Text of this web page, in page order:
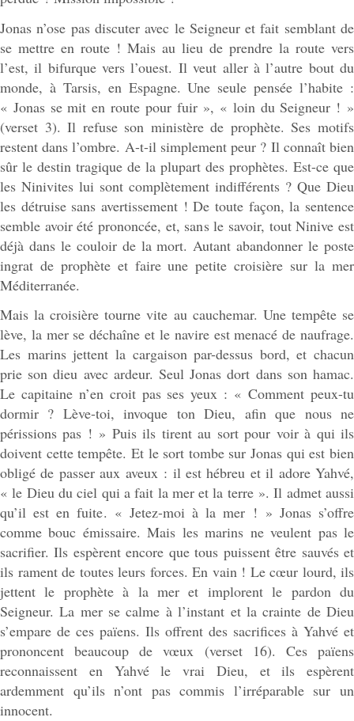
Jonas n’ose pas discuter avec le Seigneur et fait semblant de
se mettre en route ! Mais au lieu de prendre la route vers
l’est, il bifurque vers l’ouest. Il veut aller à l’autre bout du
monde, à Tarsis, en Espagne. Une seule pensée l’habite :
« Jonas se mit en route pour fuir », « loin du Seigneur ! »
(verset 3). Il refuse son ministère de prophète. Ses motifs
restent dans l’ombre. A-t-il simplement peur ? Il connaît bien
sûr le destin tragique de la plupart des prophètes. Est-ce que
les Ninivites lui sont complètement indifférents ? Que Dieu
les détruise sans avertissement ! De toute façon, la sentence
semble avoir été prononcée, et, sans le savoir, tout Ninive est
déjà dans le couloir de la mort. Autant abandonner le poste
ingrat de prophète et faire une petite croisière sur la mer
Méditerranée.
Mais la croisière tourne vite au cauchemar. Une tempête se
lève, la mer se déchaîne et le navire est menacé de naufrage.
Les marins jettent la cargaison par-dessus bord, et chacun
prie son dieu avec ardeur. Seul Jonas dort dans son hamac.
Le capitaine n’en croit pas ses yeux : « Comment peux-tu
dormir ? Lève-toi, invoque ton Dieu, afin que nous ne
périssions pas ! » Puis ils tirent au sort pour voir à qui ils
doivent cette tempête. Et le sort tombe sur Jonas qui est bien
obligé de passer aux aveux : il est hébreu et il adore Yahvé,
« le Dieu du ciel qui a fait la mer et la terre ». Il admet aussi
qu’il est en fuite. « Jetez-moi à la mer ! » Jonas s’offre
comme bouc émissaire. Mais les marins ne veulent pas le
sacrifier. Ils espèrent encore que tous puissent être sauvés et
ils rament de toutes leurs forces. En vain ! Le cœur lourd, ils
jettent le prophète à la mer et implorent le pardon du
Seigneur. La mer se calme à l’instant et la crainte de Dieu
s’empare de ces païens. Ils offrent des sacrifices à Yahvé et
prononcent beaucoup de vœux (verset 16). Ces païens
reconnaissent en Yahvé le vrai Dieu, et ils espèrent
ardemment qu’ils n’ont pas commis l’irréparable sur un
innocent.